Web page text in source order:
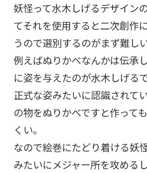
妖怪って水木しげるデザイン
てそれを使用すると二次創作
うので選別するのがまず難しい
例えばぬりかべなんかは伝承
に姿を与えたのが水木しげる
正式な姿みたいに認識されて
の物をぬりかべですと作って
くい。
なので絵巻にたどり着ける妖
みたいにメジャー所を攻める